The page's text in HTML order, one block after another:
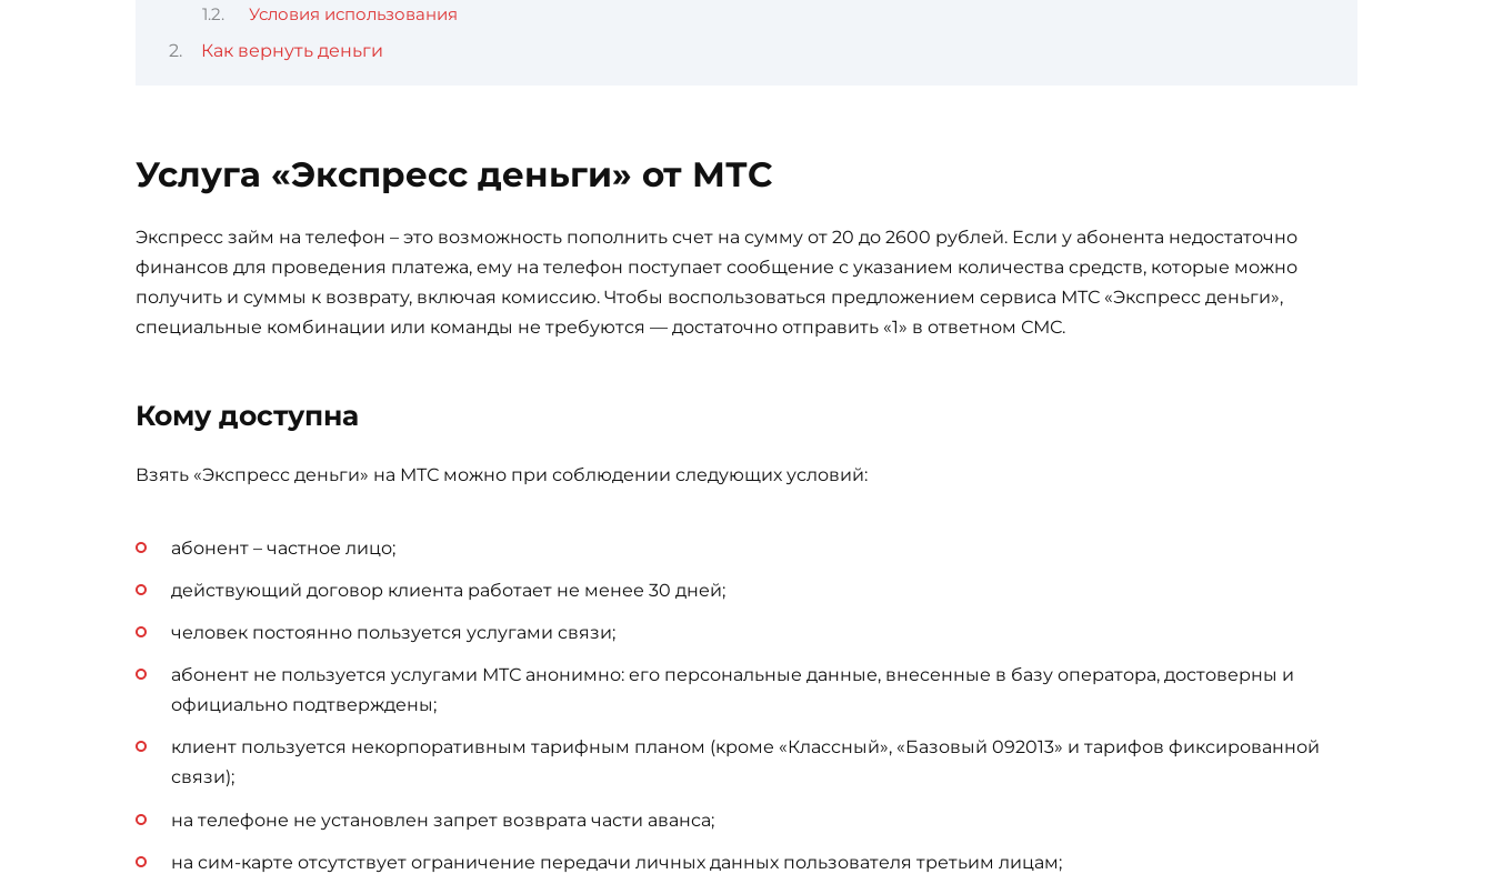
Условия использования
Как вернуть деньги
Услуга «Экспресс деньги» от МТС
Экспресс займ на телефон – это возможность пополнить счет на сумму от 20 до 2600 рублей. Если у абонента недостаточно
финансов для проведения платежа, ему на телефон поступает сообщение с указанием количества средств, которые можно
получить и суммы к возврату, включая комиссию. Чтобы воспользоваться предложением сервиса МТС «Экспресс деньги»,
специальные комбинации или команды не требуются — достаточно отправить «1» в ответном СМС.
Кому доступна
Взять «Экспресс деньги» на МТС можно при соблюдении следующих условий:
абонент – частное лицо;
действующий договор клиента работает не менее 30 дней;
человек постоянно пользуется услугами связи;
абонент не пользуется услугами МТС анонимно: его персональные данные, внесенные в базу оператора, достоверны и
официально подтверждены;
клиент пользуется некорпоративным тарифным планом (кроме «Классный», «Базовый 092013» и тарифов фиксированной
связи);
на телефоне не установлен запрет возврата части аванса;
на сим-карте отсутствует ограничение передачи личных данных пользователя третьим лицам;